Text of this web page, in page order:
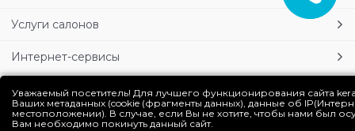
Услуги салонов
Интернет-сервисы
Личный кабинет
Блог
Уважаемый посетитель! Для лучшего функционирования сайта
Ваших метаданных (cookie (фрагменты данных), данные об
местоположении). В случае, если Вы не хотите, чтобы нами был
Вам необходимо покинуть данный сайт.